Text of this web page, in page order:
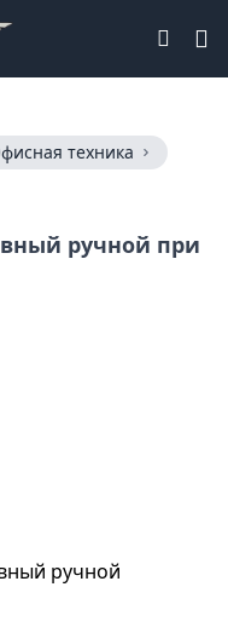
техника
ручной при